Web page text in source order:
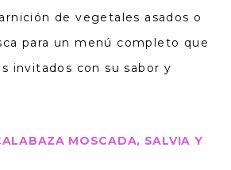
de vegetales asados o
para un menú completo que
invitados con su sabor y
MOSCADA, SALVIA Y